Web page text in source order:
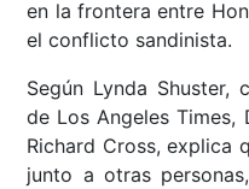
en la frontera entre
el conflicto sandinista.
Según Lynda Shuster,
de Los Angeles Times,
Richard Cross, explica
junto a otras